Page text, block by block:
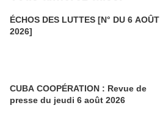
ÉCHOS DES LUTTES [N° DU 6 AOÛT
2026]
CUBA COOPÉRATION : Revue de
presse du jeudi 6 août 2026